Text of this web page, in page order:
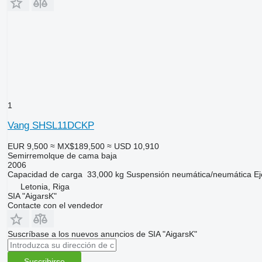
1
Vang SHSL11DCKP
EUR 9,500 ≈ MX$189,500 ≈ USD 10,910
Semirremolque de cama baja
2006
Capacidad de carga 33,000 kg Suspensión neumática/neumática
Letonia, Riga
SIA "AigarsK"
Contacte con el vendedor
Suscríbase a los nuevos anuncios de SIA "AigarsK"